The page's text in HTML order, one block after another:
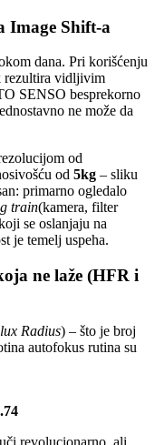
Image Shift-a
dana. Pri korišćenju
rezultira vidljivim
SENSO besprekorno
ne može da
od
od 5kg – sliku
primarno ogledalo
train(kamera, filter
se oslanjaju na
je temelj uspeha.
ne laže (HFR i
Radius) – što je broj
autofokus rutina su
revolucionarno, ali